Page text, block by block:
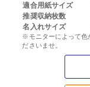
適合用紙サイズ
推奨収納枚数
名入れサイズ
※モニターによって色
ださいませ。